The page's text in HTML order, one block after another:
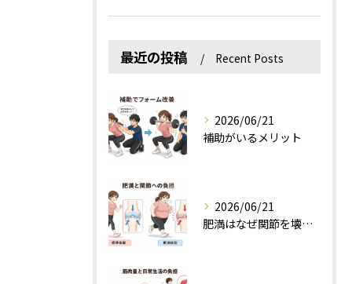
最近の投稿 Recent Posts
2026/06/21
補助がいるメリット
2026/06/21
肥満はなぜ関節を壊すのか？